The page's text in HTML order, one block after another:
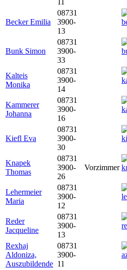
Becker Emilia
08731
3900-
13
Bunk Simon
08731
3900-
33
Kalteis
Monika
08731
3900-
14
Kammerer
Johanna
08731
3900-
16
Kiefl Eva
08731
3900-
30
Knapek
Thomas
08731
3900-
26
Vorzimmer
Lehermeier
Maria
08731
3900-
12
Reder
Jacqueline
08731
3900-
13
Rexhaj
Aldoniza,
Auszubildende
08731
3900-
11